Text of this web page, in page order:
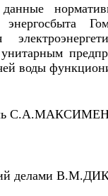
энергосбыта
воды
делами